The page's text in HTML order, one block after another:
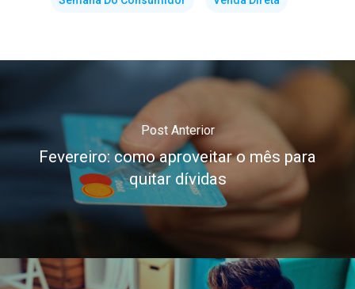
Post Anterior
Fevereiro: como aproveitar o mês para
quitar dívidas